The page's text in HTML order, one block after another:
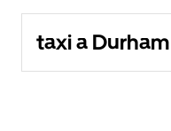
taxi a Durham